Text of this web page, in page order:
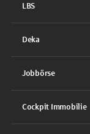
LBS
Deka
Jobbörse
Cockpit Immobilie